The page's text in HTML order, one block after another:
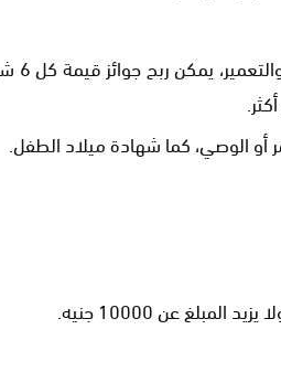
لكل
أو الوصي، كما شهادة ميلاد الطفل.